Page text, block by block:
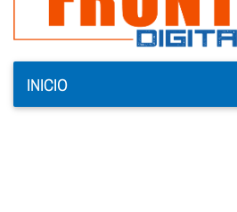
INICIO